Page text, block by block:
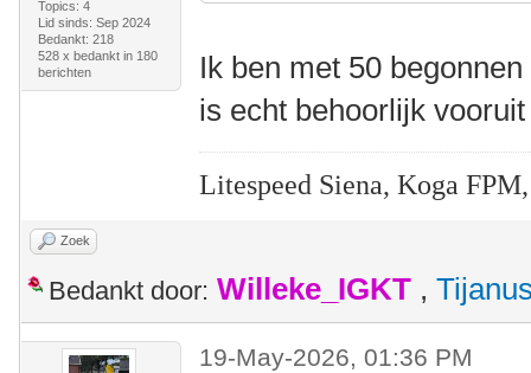
Topics: 4
Lid sinds: Sep 2024
Bedankt: 218
528 x bedankt in 180
berichten
Ik ben met 50
is echt behoorlijk
Litespeed Siena, Koga
Zoek
Bedankt door: Willeke_IGKT ,
19-May-2026, 01:36 PM